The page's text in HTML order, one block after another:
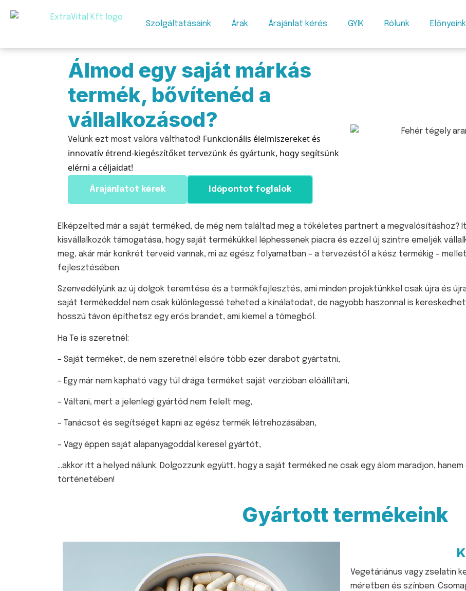
Szolgáltatásaink Árak Árajánlat kérés GYIK Rólunk Előnyeink
Álmod egy saját márkás
termék, bővítenéd a
vállalkozásod?
Velünk ezt most valóra válthatod! Funkcionális élelmiszereket és
innovatív étrend-kiegészítőket tervezünk és gyártunk, hogy segítsünk
elérni a céljaidat!
Árajánlatot kérek Időpontot foglalok
Elképzelted már a saját terméked, de még nem találtad meg a tökéletes partnert a megvalósításhoz?
kisvállalkozók támogatása, hogy saját termékükkel léphessenek piacra és ezzel új szintre emeljék
meg, akár már konkrét terveid vannak, mi az egész folyamatban – a tervezéstől a kész termékig –
fejlesztésében.
Szenvedélyünk az új dolgok teremtése és a termékfejlesztés, ami minden projektünkkel csak újra és
saját termékeddel nem csak különlegessé teheted a kínálatodat, de nagyobb haszonnal is
hosszú távon építhetsz egy erős brandet, ami kiemel a tömegből.
Ha Te is szeretnél:
– Saját terméket, de nem szeretnél elsőre több ezer darabot gyártatni,
– Egy már nem kapható vagy túl drága terméket saját verzióban előállítani,
– Váltani, mert a jelenlegi gyártód nem felelt meg,
– Tanácsot és segítséget kapni az egész termék létrehozásában,
– Vagy éppen saját alapanyagoddal keresel gyártót,
…akkor itt a helyed nálunk. Dolgozzunk együtt, hogy a saját terméked ne csak egy álom maradjon,
történetében!
Gyártott termékeink
Vegetáriánus vagy zselatin
méretben és színben.